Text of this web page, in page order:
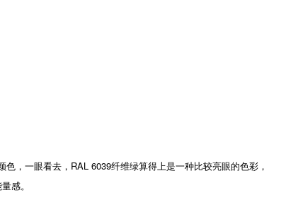
一眼看去，RAL 6039纤维绿算得上是一种比较亮眼的色彩，
感。